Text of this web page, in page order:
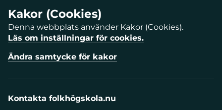
Kakor (Cookies)
Denna webbplats använder Kakor (Cookies).
Läs om inställningar för cookies.
Ändra samtycke för kakor
Kontakta folkhögskola.nu